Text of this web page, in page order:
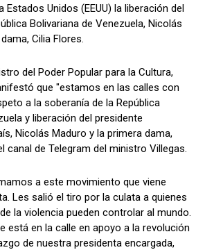
Estados Unidos (EEUU) la liberación del
Bolivariana de Venezuela, Nicolás
Cilia Flores.
del Poder Popular para la Cultura,
que "estamos en las calles con
a la soberanía de la República
y liberación del presidente
Nicolás Maduro y la primera dama,
canal de Telegram del ministro Villegas.
a este movimiento que viene
Les salió el tiro por la culata a quienes
la violencia pueden controlar al mundo.
está en la calle en apoyo a la revolución
de nuestra presidenta encargada,